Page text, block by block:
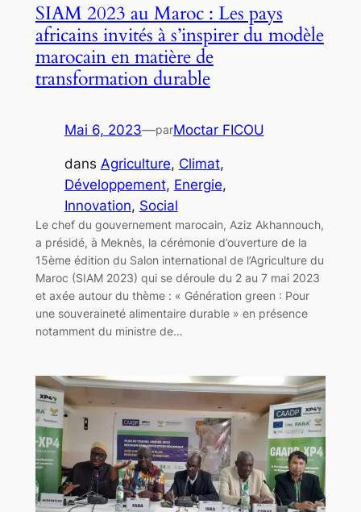
SIAM 2023 au Maroc : Les pays
africains invités à s’inspirer du modèle
marocain en matière de
transformation durable
Mai 6, 2023—parMoctar FICOU
dans Agriculture, Climat
Développement, Energie
Innovation, Social
Le chef du gouvernement marocain, Aziz Akhannouch,
a présidé, à Meknès, la cérémonie d’ouverture de la
15ème édition du Salon international de l’Agriculture du
Maroc (SIAM 2023) qui se déroule du 2 au 7 mai 2023
et axée autour du thème : « Génération green : Pour
une souveraineté alimentaire durable » en présence
notamment du ministre de…